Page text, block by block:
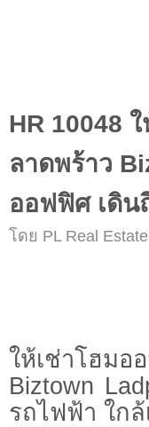
HR 10048
ลาดพร้าว
ออฟฟิศ เดิน
โดย PL Real
ให้เช่าโฮม
Biztown
รถไฟฟ้า ใก